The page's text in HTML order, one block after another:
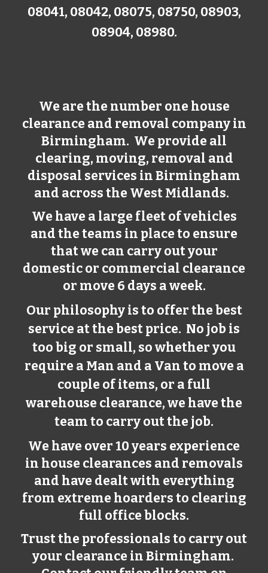
08041, 08042, 08075, 08750, 08903,
08904, 08980.
We are the number one house
clearance and removal company in
Birmingham. We provide all
clearing, moving, removal and
disposal services inBirmingham
and across the West Midlands.
We have a large fleet of vehicles
and the teams in place to ensure
that we can carry out your
domestic or commercial clearance
or move 6 days a week.
Our philosophy is to offer the best
service at the best price. No job is
too big or small, so whether you
require a Man and a Van to move a
couple of items, or a full
warehouse clearance, we have the
team to carry out the job.
We have over 10 years experience
in house clearances and removals
and have dealt with everything
from extreme hoarders to clearing
full office blocks.
Trust the professionals to carry out
your clearance in Birmingham.